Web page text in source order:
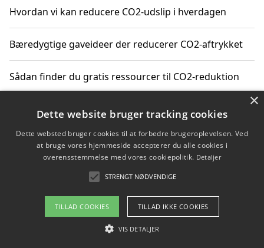
Hvordan vi kan reducere CO2-udslip i hverdagen
Bæredygtige gaveideer der reducerer CO2-aftrykket
Sådan finder du gratis ressourcer til CO2-reduktion
Hvordan gadgets til hjemmet kan reducere CO2-udslip
Copyright 2026 - Pilanto Aps
Om / kontakt
Blog Betingelser
×
Dette website bruger tracking cookies
Dette websted bruger cookies til at forbedre brugeroplevelsen. Ved
at bruge vores hjemmeside accepterer du alle cookies i
overensstemmelse med vores cookiepolitik. Detaljer
STRENGT NØDVENDIGE
TILLAD COOKIES TILLAD IKKE COOKIES
VIS DETALJER